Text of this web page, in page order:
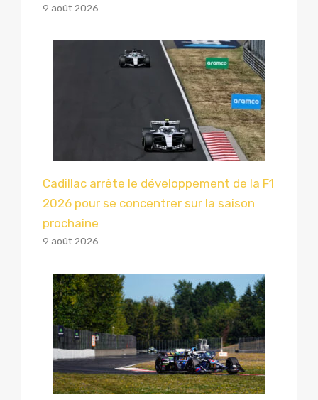
9 août 2026
Cadillac arrête le développement de la F1
2026 pour se concentrer sur la saison
prochaine
9 août 2026